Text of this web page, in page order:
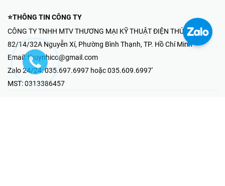
⭐THÔNG TIN CÔNG TY
CÔNG TY TNHH MTV THƯƠNG MẠI KỸ THUẬT ĐIỆN THÚY NHI
82/14/32A Nguyễn Xí, Phường Bình Thạnh, TP. Hồ Chí Minh
Email: thuynhico@gmail.com
Zalo 24/24:035.697.6997 hoặc 035.609.6997'
MST:0313386457